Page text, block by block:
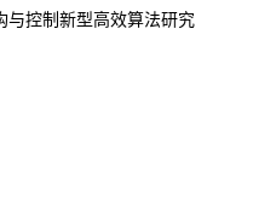
与控制新型高效算法研究